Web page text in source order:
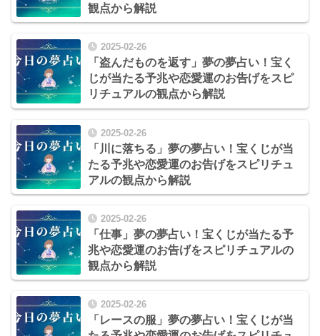
観点から解説
2025-02-26
「盗んだものを返す」夢の夢占い！宝く
じが当たる予兆や恋愛運のお告げをスピ
リチュアルの観点から解説
2025-02-26
「川に落ちる」夢の夢占い！宝くじが当
たる予兆や恋愛運のお告げをスピリチュ
アルの観点から解説
2025-02-26
「仕事」夢の夢占い！宝くじが当たる予
兆や恋愛運のお告げをスピリチュアルの
観点から解説
2025-02-26
「レースの服」夢の夢占い！宝くじが当